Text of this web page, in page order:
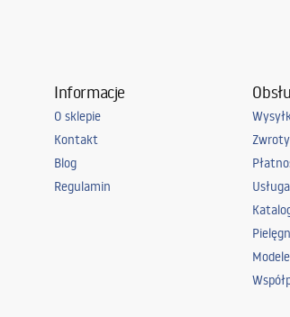
Informacje
O sklepie
Kontakt
Blog
Regulamin